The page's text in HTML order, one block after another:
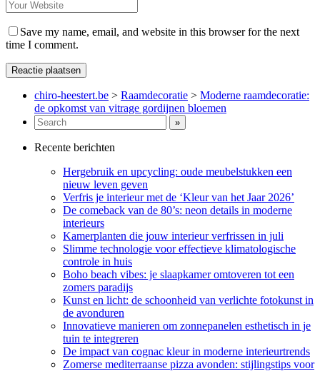
Save my name, email, and website in this browser for the next
time I comment.
chiro-heestert.be > Raamdecoratie > Moderne raamdecoratie:
de opkomst van vitrage gordijnen bloemen
Recente berichten
Hergebruik en upcycling: oude meubelstukken een
nieuw leven geven
Verfris je interieur met de ‘Kleur van het Jaar 2026’
De comeback van de 80’s: neon details in moderne
interieurs
Kamerplanten die jouw interieur verfrissen in juli
Slimme technologie voor effectieve klimatologische
controle in huis
Boho beach vibes: je slaapkamer omtoveren tot een
zomers paradijs
Kunst en licht: de schoonheid van verlichte fotokunst in
de avonduren
Innovatieve manieren om zonnepanelen esthetisch in je
tuin te integreren
De impact van cognac kleur in moderne interieurtrends
Zomerse mediterraanse pizza avonden: stijlingstips voor